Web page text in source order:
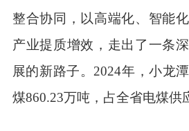
整合协同，以高端化、智能
产业提质增效，走出了一条
展的新路子。2024年，小龙
煤860.23万吨，占全省电煤供